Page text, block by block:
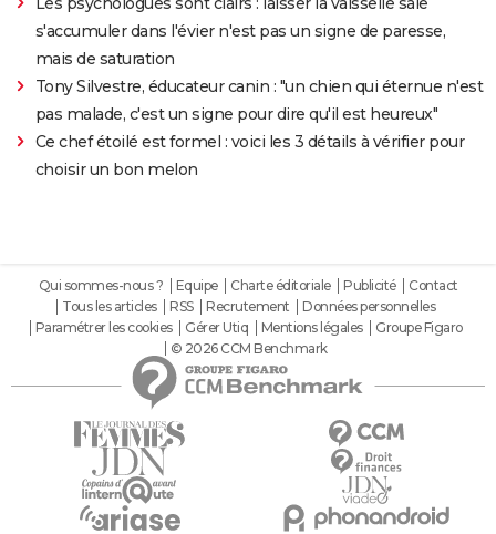
s'accumuler dans l'évier n'est pas un signe de paresse,
mais de saturation
Tony Silvestre, éducateur canin : "un chien qui éternue n'est
pas malade, c'est un signe pour dire qu'il est heureux"
Ce chef étoilé est formel : voici les 3 détails à vérifier pour
choisir un bon melon
Qui sommes-nous ? Equipe Charte éditoriale Publicité
Contact
Tous les articles
RSS Recrutement
Données personnelles
Paramétrer les cookies
Gérer Utiq Mentions légales
Groupe Figaro
© 2026 CCM Benchmark